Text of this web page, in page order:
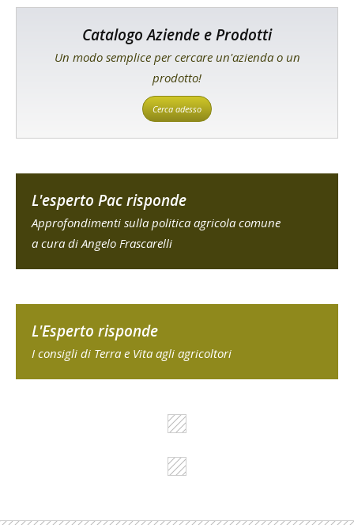
Catalogo Aziende e Prodotti
Un modo semplice per cercare un'azienda o un
prodotto!
Cerca adesso
L'esperto Pac risponde
Approfondimenti sulla politica agricola comune
a cura di Angelo Frascarelli
L'Esperto risponde
I consigli di Terra e Vita agli agricoltori